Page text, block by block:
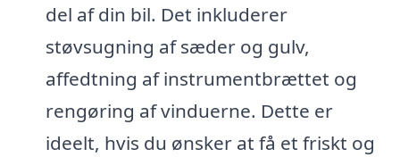
del af din bil. Det inkluderer
støvsugning af sæder og gulv,
affedtning af instrumentbrættet og
rengøring af vinduerne. Dette er
ideelt, hvis du ønsker at få et friskt og